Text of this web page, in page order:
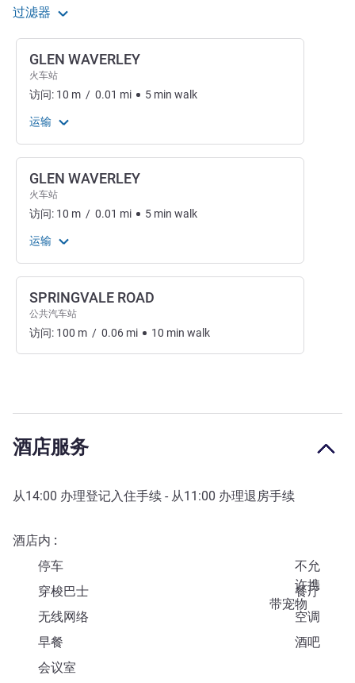
过滤器
GLEN WAVERLEY
火车站
访问: 10 m / 0.01 mi 5 min walk
运输
GLEN WAVERLEY
火车站
访问: 10 m / 0.01 mi 5 min walk
运输
SPRINGVALE ROAD
公共汽车站
访问: 100 m / 0.06 mi 10 min walk
酒店服务
从14:00 办理登记入住手续 - 从11:00 办理退房手续
酒店内
停车
不允
许携
带宠物
穿梭巴士
餐厅
无线网络
空调
早餐
酒吧
会议室